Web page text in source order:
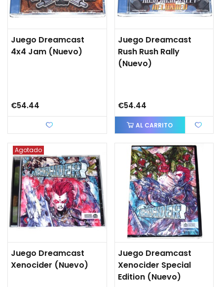
Juego Dreamcast
4x4 Jam (nuevo)
€54.44
Juego Dreamcast
Rush Rush Rally
(nuevo)
€54.44
AL CARRITO
Agotado
Juego Dreamcast
Xenocider (nuevo)
Juego Dreamcast
Xenocider Special
Edition (nuevo)